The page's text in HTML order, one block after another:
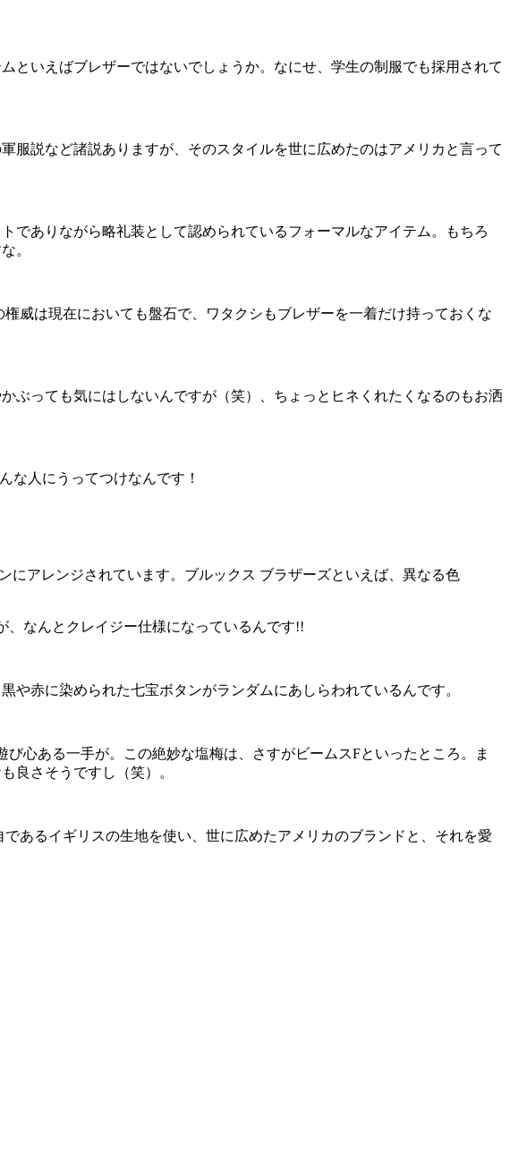
といえばブレザーではないでしょうか。なにせ、学生の制服でも採用されて
服説など諸説ありますが、そのスタイルを世に広めたのはアメリカと言って
でありながら略礼装として認められているフォーマルなアイテム。もちろ
。
威は現在においても盤石で、ワタクシもブレザーを一着だけ持っておくな
ぶっても気にはしないんですが（笑）、ちょっとヒネくれたくなるのもお洒
な人にうってつけなんです！
アレンジされています。ブルックス ブラザーズといえば、異なる色
なんとクレイジー仕様になっているんです!!
赤に染められた七宝ボタンがランダムにあしらわれているんです。
心ある一手が。この絶妙な塩梅は、さすがビームスFといったところ。ま
良さそうですし（笑）。
あるイギリスの生地を使い、世に広めたアメリカのブランドと、それを愛